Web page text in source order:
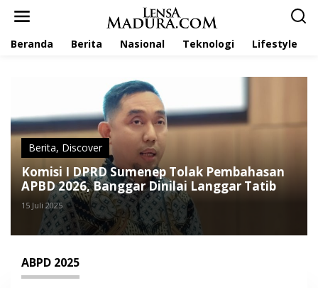
Beranda Berita Nasional Teknologi Lifestyle
Berita, Discover
Komisi I DPRD Sumenep Tolak Pembahasan
APBD 2026, Banggar Dinilai Langgar Tatib
15 Juli 2025
ABPD 2025